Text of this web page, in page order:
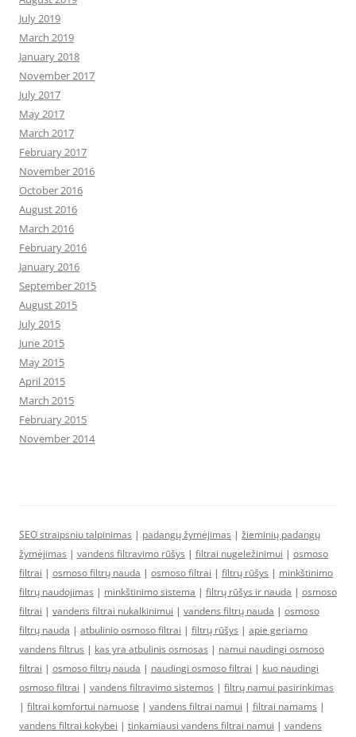
July 2019
March 2019
January 2018
November 2017
July 2017
May 2017
March 2017
February 2017
November 2016
October 2016
August 2016
March 2016
February 2016
January 2016
September 2015
August 2015
July 2015
June 2015
May 2015
April 2015
March 2015
February 2015
November 2014
SEO straipsniu talpinimas | padangų žymėjimas | žieminių padangų
žymėjimas | vandens filtravimo rūšys | filtrai nugeležinimui | osmoso
filtrai | osmoso filtrų nauda | osmoso filtrai | filtrų rūšys | minkštinimo
filtrų naudojimas | minkštinimo sistema | filtrų rūšys ir nauda | osmoso
filtrai | vandens filtrai nukalkinimui | vandens filtrų nauda | osmoso
filtrų nauda | atbulinio osmoso filtrai | filtrų rūšys | apie geriamo
vandens filtrus | kas yra atbulinis osmosas | namui naudingi osmoso
filtrai | osmoso filtrų nauda | naudingi osmoso filtrai | kuo naudingi
osmoso filtrai | vandens filtravimo sistemos | filtrų namui pasirinkimas
| filtrai komfortui namuose | vandens filtrai namui | filtrai namams |
vandens filtrai kokybei | tinkamiausi vandens filtrai namui | vandens